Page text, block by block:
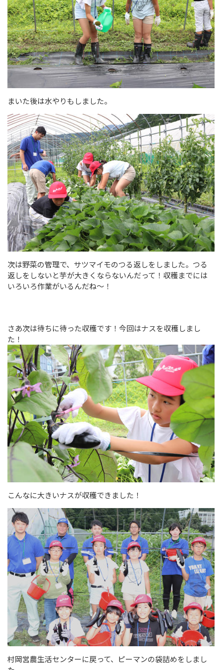
まいた後は水やりもしました。
次は野菜の管理で、サツマイモのつる返しをしました。つる
返しをしないと芋が大きくならないんだって！収穫までには
いろいろ作業がいるんだね～！
さあ次は待ちに待った収穫です！今回はナスを収穫しまし
た！
こんなに大きいナスが収穫できました！
村岡営農生活センターに戻って、ピーマンの袋詰めをしまし